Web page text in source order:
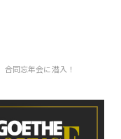
同忘年会に潜入！